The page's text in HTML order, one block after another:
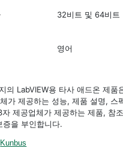
32비트 및 64비트
영어
의 LabVIEW용 타사 애드온 제
가 제공하는 성능, 제품 설명,
제공업체가 제공하는 제품, 참
증을 부인합니다.
Kunbus